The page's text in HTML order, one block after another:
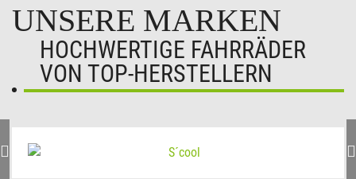
UNSERE MARKEN
HOCHWERTIGE FAHRRÄDER
VON TOP-HERSTELLERN